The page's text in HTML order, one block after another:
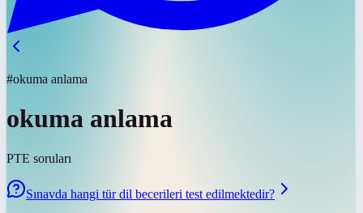
#okuma anlama
okuma anlama
PTE soruları
Sınavda hangi tür dil becerileri test edilmektedir?